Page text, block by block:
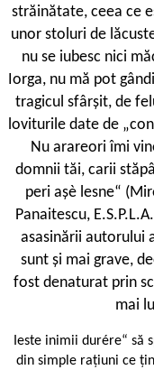
străinătate, ceea ce
unor stoluri de
nu se iubesc nici
Iorga, nu mă pot
tragicul sfârșit, de
loviturile date de
Nu arareori îmi
domnii tăi, carii
peri așè lesne“
Panaitescu,
asasinării autorului
sunt și mai grave,
fost denaturat prin
mai
Ieste inimii durére“ să
din simple rațiuni ce